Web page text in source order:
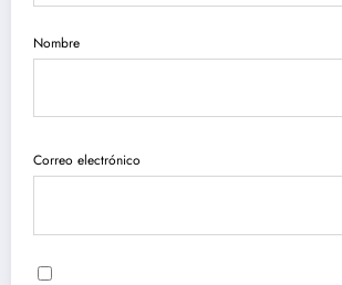
Nombre
Correo electrónico